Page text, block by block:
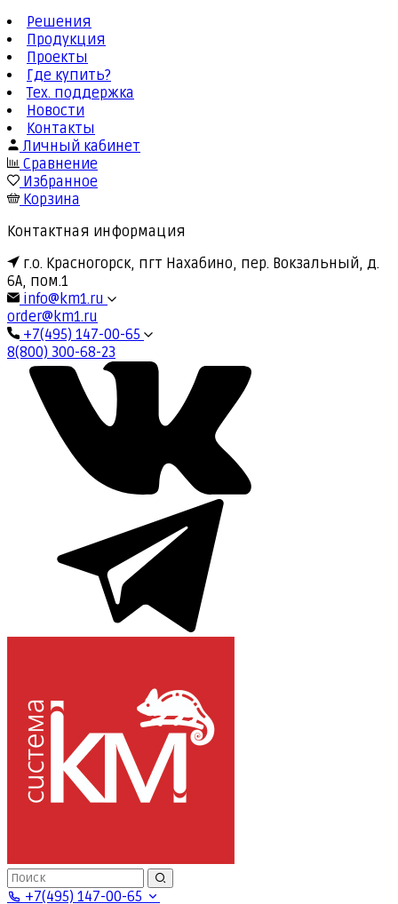
Решения
Продукция
Проекты
Где купить?
Тех. поддержка
Новости
Контакты
Личный кабинет
Сравнение
Избранное
Корзина
Контактная информация
г.о. Красногорск, пгт Нахабино, пер. Вокзальный, д.
6А, пом.1
info@km1.ru
order@km1.ru
+7(495) 147-00-65
8(800) 300-68-23
+7(495) 147-00-65